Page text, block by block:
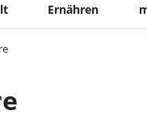
Ernähren